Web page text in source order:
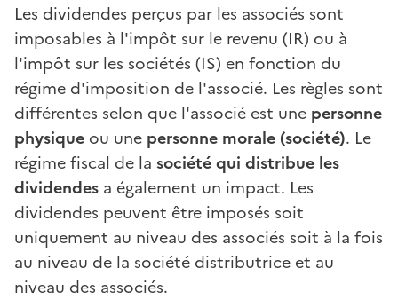
Les dividendes perçus par les associés sont
imposables à l'impôt sur le revenu (IR) ou à
l'impôt sur les sociétés (IS) en fonction du
régime d'imposition de l'associé. Les règles sont
différentes selon que l'associé est une personne
physique ou une personne morale (société). Le
régime fiscal de la société qui distribue les
dividendes a également un impact. Les
dividendes peuvent être imposés soit
uniquement au niveau des associés soit à la fois
au niveau de la société distributrice et au
niveau des associés.